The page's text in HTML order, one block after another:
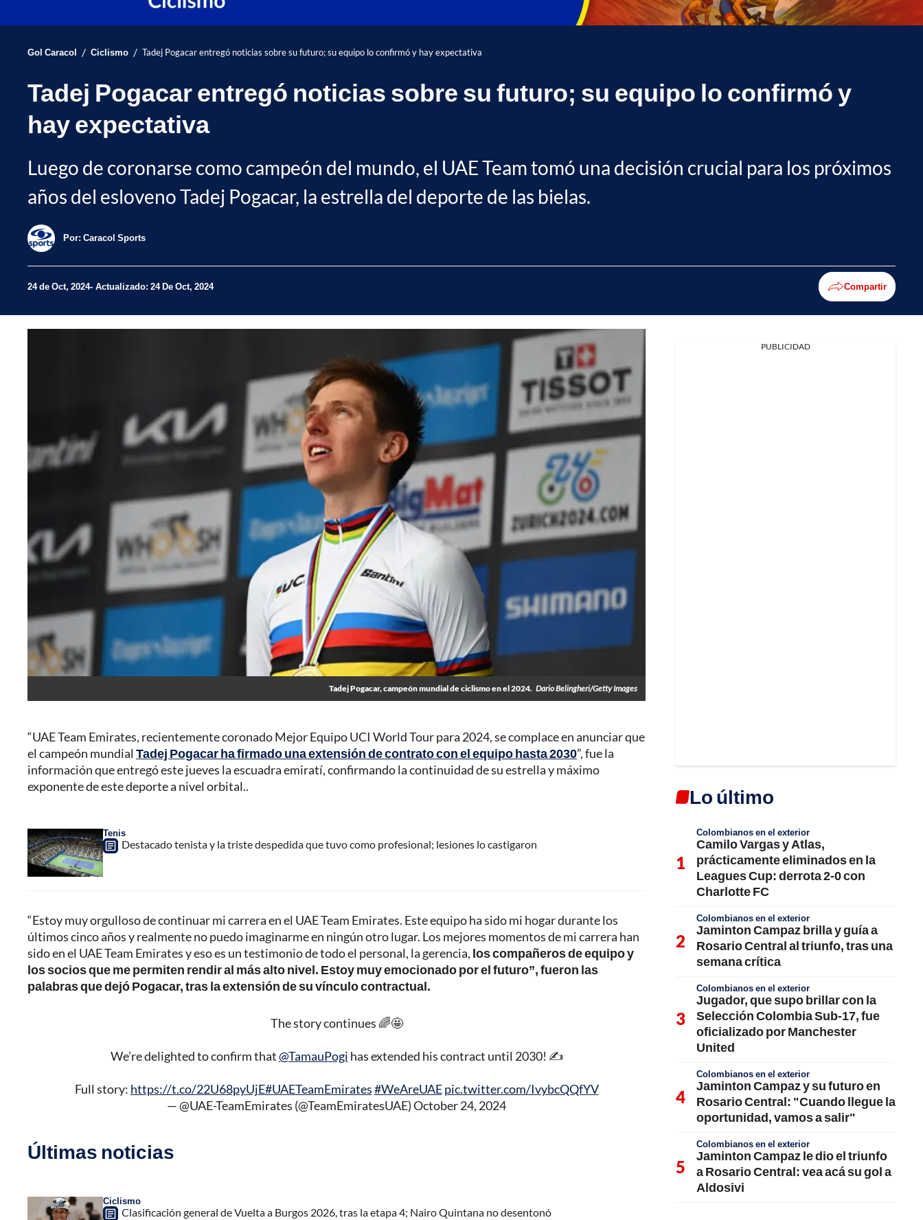
Gol Caracol / Ciclismo / Tadej Pogacar entregó noticias sobre su futuro; su equipo lo confirmó y hay expectativa
Tadej Pogacar entregó noticias sobre su futuro; su equipo lo confirmó y
hay expectativa
Luego de coronarse como campeón del mundo, el UAE Team tomó una decisión crucial para los próximos
años del esloveno Tadej Pogacar, la estrella del deporte de las bielas.
Por: Caracol Sports
24 de Oct, 2024 Actualizado: 24 De Oct, 2024 Compartir
Tadej Pogacar, campeón mundial de ciclismo en el 2024. Dario Belingheri/Getty Images
“UAE Team Emirates, recientemente coronado Mejor Equipo UCI World Tour para 2024, se complace en anunciar que
el campeón mundial Tadej Pogacar ha firmado una extensión de contrato con el equipo hasta 2030”, fue la
información que entregó este jueves la escuadra emiratí, confirmando la continuidad de su estrella y máximo
exponente de este deporte a nivel orbital..
Tenis
Destacado tenista y la triste despedida que tuvo como profesional; lesiones lo castigaron
“Estoy muy orgulloso de continuar mi carrera en el UAE Team Emirates. Este equipo ha sido mi hogar durante los
últimos cinco años y realmente no puedo imaginarme en ningún otro lugar. Los mejores momentos de mi carrera han
sido en el UAE Team Emirates y eso es un testimonio de todo el personal, la gerencia, los compañeros de equipo y
los socios que me permiten rendir al más alto nivel. Estoy muy emocionado por el futuro”, fueron las
palabras que dejó Pogacar, tras la extensión de su vínculo contractual.
The story continues 🌈🤩
We’re delighted to confirm that@TamauPogi has extended his contract until 2030! ✍️
Full story: https://t.co/22U68pyUjE#UAETeamEmirates#WeAreUAE pic.twitter.com/IvybcQQfYV
— @UAE-TeamEmirates (@TeamEmiratesUAE)October 24, 2024
Últimas noticias
Ciclismo
Clasificación general de Vuelta a Burgos 2026, tras la etapa 4; Nairo Quintana no desentonó
PUBLICIDAD
Lo último
Colombianos en el exterior
Camilo Vargas y Atlas,
prácticamente eliminados en la
Leagues Cup: derrota 2-0 con
Charlotte FC
Colombianos en el exterior
Jaminton Campaz brilla y guía a
Rosario Central al triunfo, tras una
semana crítica
Colombianos en el exterior
Jugador, que supo brillar con la
Selección Colombia Sub-17, fue
oficializado por Manchester
United
Colombianos en el exterior
Jaminton Campaz y su futuro en
Rosario Central: "Cuando llegue la
oportunidad, vamos a salir"
Colombianos en el exterior
Jaminton Campaz le dio el triunfo
a Rosario Central: vea acá su gol a
Aldosivi